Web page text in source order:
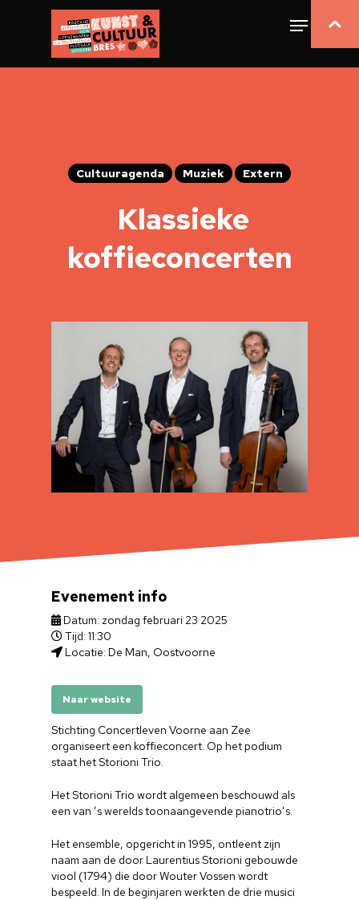
Cultuuragenda Muziek Extern
Klassieke
koffieconcerten
Stichting Concertleven Voorne aan Zee
organiseert een koffieconcert. Op het podium
staat het Storioni Trio.
Het Storioni Trio wordt algemeen beschouwd als
een van ’s werelds toonaangevende pianotrio’s.
Het ensemble, opgericht in 1995, ontleent zijn
naam aan de door Laurentius Storioni gebouwde
viool (1794) die door Wouter Vossen wordt
bespeeld. In de beginjaren werkten de drie musici
Evenement info
Datum: zondag februari 23 2025
Tijd: 11:30
Locatie: De Man, Oostvoorne
Naar website